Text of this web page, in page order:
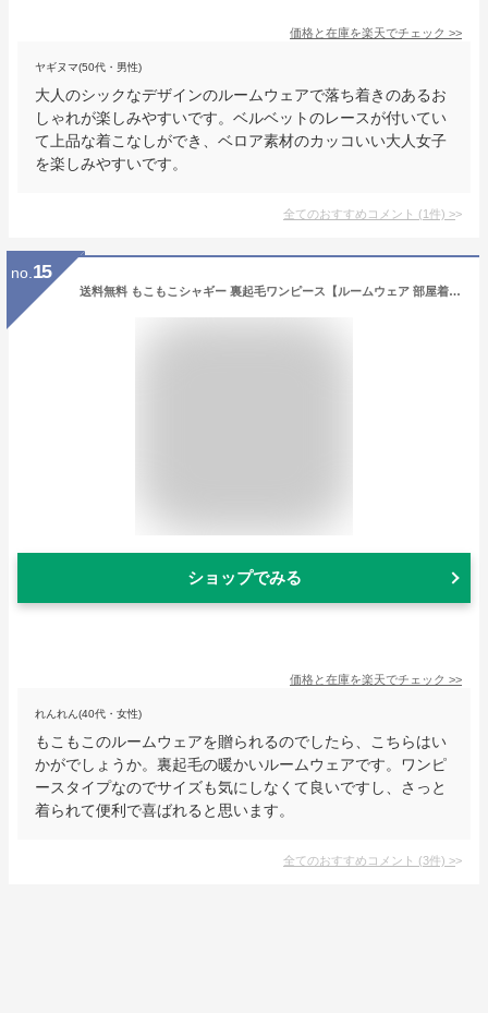
価格と在庫を楽天でチェック >>
ヤギヌマ(50代・男性)
大人のシックなデザインのルームウェアで落ち着きのあるお
しゃれが楽しみやすいです。ベルベットのレースが付いてい
て上品な着こなしができ、ベロア素材のカッコいい大人女子
を楽しみやすいです。
全てのおすすめコメント (1件) >
no. 15
送料無料 もこもこシャギー 裏起毛ワンピース【ルームウェア 部屋着 マタニティ ルームウエア パジャマ マキシワンピース レディース マザーズ スウェット 人気 裏ボア パーカー トレーナー 長袖 ゆったり ロング おしゃれ 秋 冬】敬老の日【福袋対象】 kimou
ショップでみる
価格と在庫を楽天でチェック >>
れんれん(40代・女性)
もこもこのルームウェアを贈られるのでしたら、こちらはい
かがでしょうか。裏起毛の暖かいルームウェアです。ワンピ
ースタイプなのでサイズも気にしなくて良いですし、さっと
着られて便利で喜ばれると思います。
全てのおすすめコメント (3件) >